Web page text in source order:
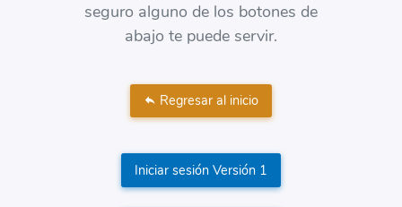
seguro alguno de los botones de
abajo te puede servir.
Regresar al inicio
Iniciar sesión Versión 1